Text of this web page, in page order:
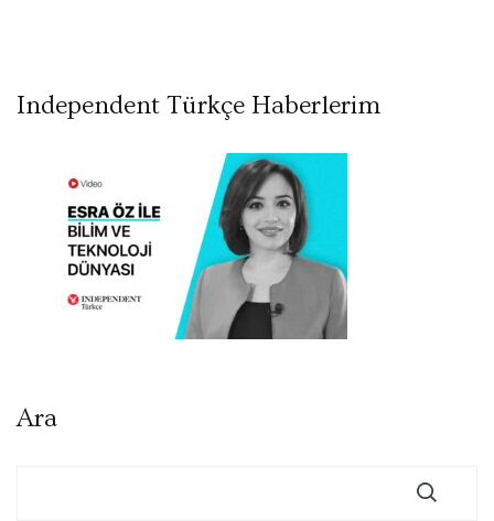
Independent Türkçe Haberlerim
Ara